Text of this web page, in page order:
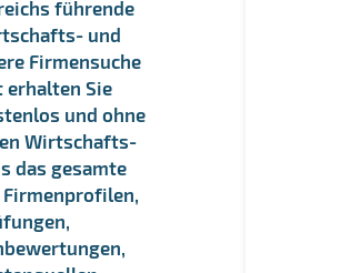
führende
und
Firmensuche
Sie
und ohne
Wirtschafts-
das gesamte